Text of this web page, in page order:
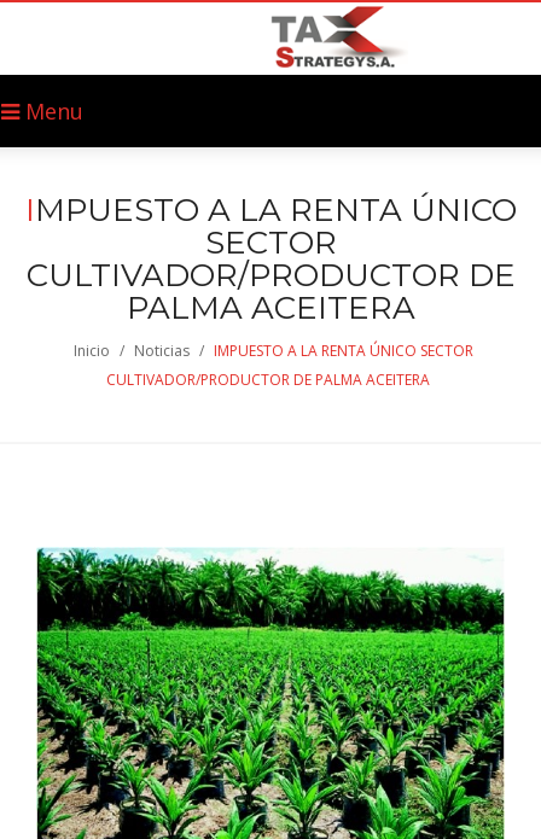
Menu
IMPUESTO A LA RENTA ÚNICO
SECTOR
CULTIVADOR/PRODUCTOR DE
PALMA ACEITERA
Inicio / Noticias / IMPUESTO A LA RENTA ÚNICO SECTOR
CULTIVADOR/PRODUCTOR DE PALMA ACEITERA